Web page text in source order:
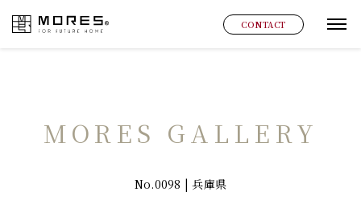
MORES CONTACT グ
MORES GALLERY
No.0098 | 兵庫県